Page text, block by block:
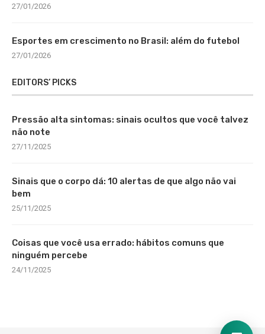
27/01/2026
Esportes em crescimento no Brasil: além do futebol
27/01/2026
EDITORS’ PICKS
Pressão alta sintomas: sinais ocultos que você talvez
não note
27/11/2025
Sinais que o corpo dá: 10 alertas de que algo não vai
bem
25/11/2025
Coisas que você usa errado: hábitos comuns que
ninguém percebe
24/11/2025